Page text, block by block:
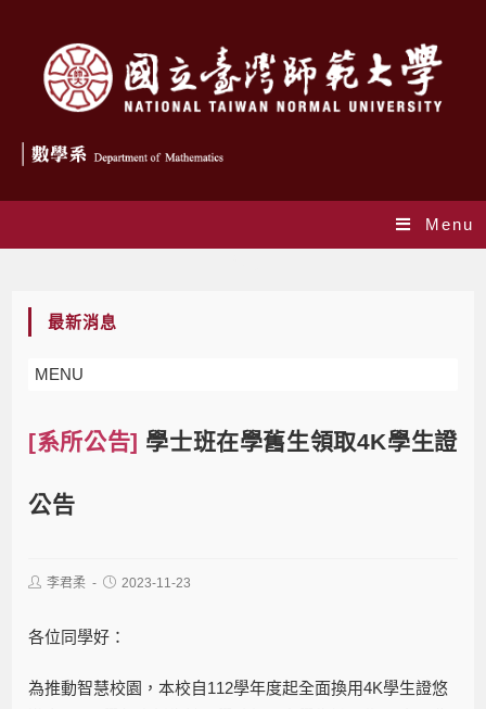
Menu
最新消息
MENU
[系所公告] 學士班在學舊生領取4K學生證
公告
李君柔 2023-11-23
各位同學好：
為推動智慧校園，本校自112學年度起全面換用4K學生證悠